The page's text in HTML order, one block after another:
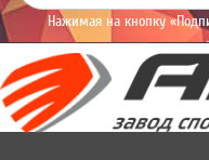
Нажимая на кнопку